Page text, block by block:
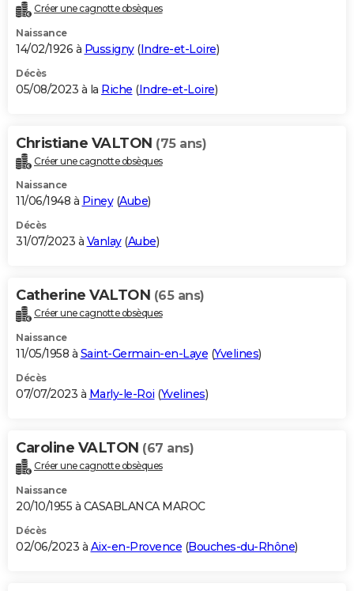
Créer une cagnotte obsèques
Naissance
14/02/1926 à Pussigny(Indre-et-Loire)
Décès
05/08/2023 à la Riche (Indre-et-Loire)
Christiane VALTON (75 ans)
Créer une cagnotte obsèques
Naissance
11/06/1948 à Piney(Aube)
Décès
31/07/2023 à Vanlay(Aube)
Catherine VALTON (65 ans)
Créer une cagnotte obsèques
Naissance
11/05/1958 à Saint-Germain-en-Laye (Yvelines)
Décès
07/07/2023 à Marly-le-Roi (Yvelines)
Caroline VALTON (67 ans)
Créer une cagnotte obsèques
Naissance
20/10/1955 à CASABLANCA MAROC
Décès
02/06/2023 à Aix-en-Provence (Bouches-du-Rhône)